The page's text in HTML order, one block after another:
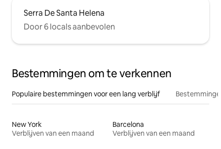
Serra De Santa Helena
Door 6 locals aanbevolen
Bestemmingen om te verkennen
Populaire bestemmingen voor een lang verblijf
New York
Verblijven van een maand
Barcelona
Verblijven van een maand